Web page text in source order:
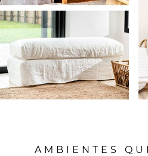
AMBIENTES